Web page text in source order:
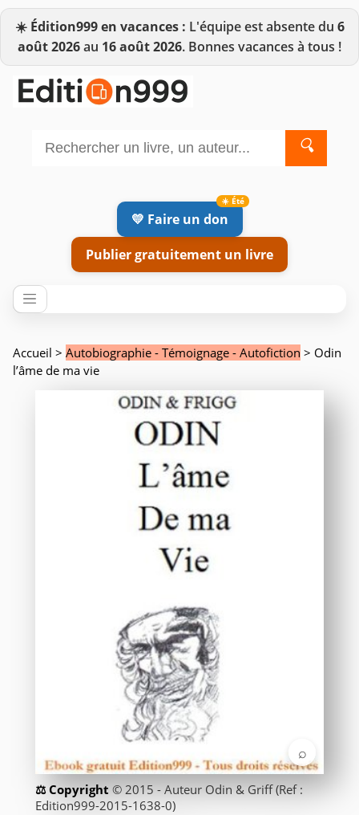
☀️ Édition999 en vacances : L'équipe est absente du 6
août 2026au 16 août 2026. Bonnes vacances à tous !
🔍
💛 Faire un don
Publier gratuitement un livre
Accueil > Autobiographie - Témoignage - Autofiction > Odin
l’âme de ma vie
⌕
© 2015 - Auteur Odin & Griff (Ref :
Edition999-2015-1638-0)